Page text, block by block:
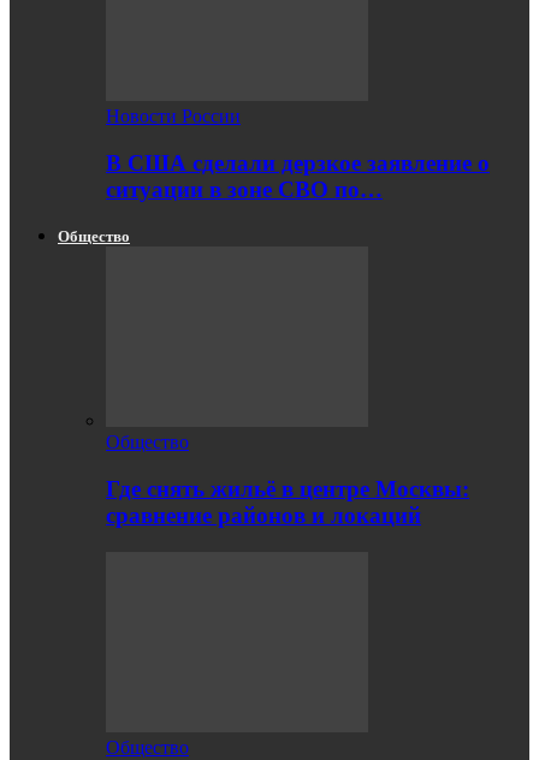
Новости России
В США сделали дерзкое заявление о
ситуации в зоне СВО по…
Общество
Общество
Где снять жильё в центре Москвы:
сравнение районов и локаций
Общество